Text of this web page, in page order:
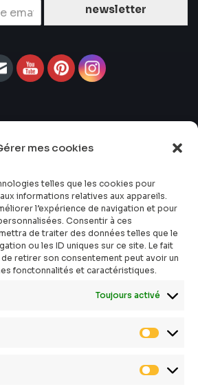
mes cookies
telles que les cookies pour
informations relatives aux appareils.
l’expérience de navigation et pour
Consentir à ces
de traiter des données telles que le
ou les ID uniques sur ce site. Le fait
retirer son consentement peut avoir un
fonctonnalités et caractéristiques.
Toujours activé
newsletter